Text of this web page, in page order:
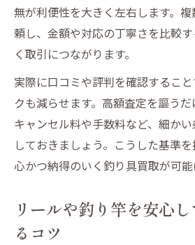
無が利便性を大きく左右します。
頼し、金額や対応の丁寧さを比較
く取引につながります。
実際に口コミや評判を確認するこ
クも減らせます。高額査定を謳う
キャンセル料や手数料など、細か
しておきましょう。こうした基準
心かつ納得のいく釣り具買取が可能
リールや釣り竿を安心
るコツ